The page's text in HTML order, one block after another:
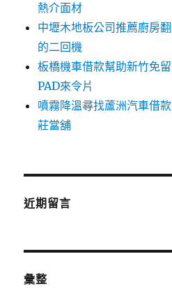
熱介面材
中壢木地板公司推薦廚房
的二回機
板橋機車借款幫助新竹免
PAD來令片
噴霧降溫尋找蘆洲汽車借
莊當舖
近期留言
彙整